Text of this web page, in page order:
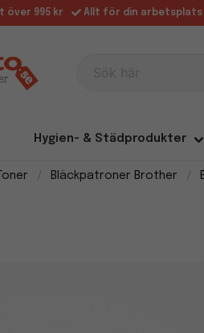
över 995 kr Allt för din arbetsplats
Hygien- & Städprodukter
Bläckpatroner Brother